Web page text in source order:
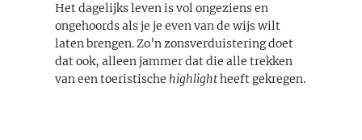
Het dagelijks leven is vol ongeziens en
ongehoords als je je even van de wijs wilt
laten brengen. Zo’n zonsverduistering doet
dat ook, alleen jammer dat die alle trekken
van een toeristische highlightheeft gekregen.